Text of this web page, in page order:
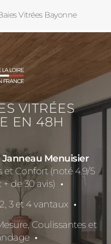
Vitrées Bayonne
VITRÉES
EN 48H
Janneau Menuisier
et Confort (noté 4.9/5
+ de 30 avis)
3 et 4 vantaux
Coulissantes et